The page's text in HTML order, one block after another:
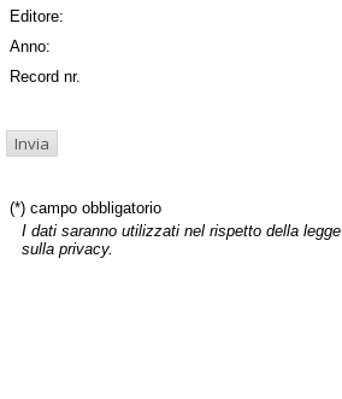
Editore:
Anno:
Record nr.
(*) campo obbligatorio
I dati saranno utilizzati nel rispetto della legge
sulla privacy.